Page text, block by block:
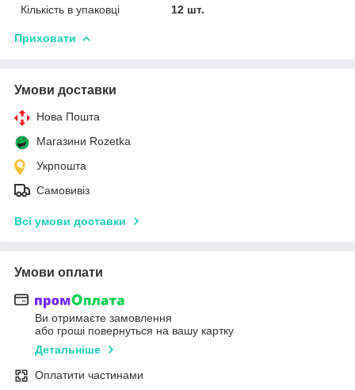
Кількість в упаковці
12 шт.
Приховати
Умови доставки
Нова Пошта
Магазини Rozetka
Укрпошта
Самовивіз
Всі умови доставки
Умови оплати
Ви отримаєте замовлення
або гроші повернуться на вашу картку
Детальніше
Оплатити частинами